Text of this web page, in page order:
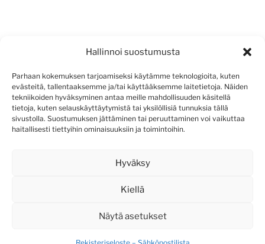
Hallinnoi suostumusta
Parhaan kokemuksen tarjoamiseksi käytämme teknologioita, kuten
evästeitä, tallentaaksemme ja/tai käyttääksemme laitetietoja. Näiden
tekniikoiden hyväksyminen antaa meille mahdollisuuden käsitellä
tietoja, kuten selauskäyttäytymistä tai yksilöllisiä tunnuksia tällä
sivustolla. Suostumuksen jättäminen tai peruuttaminen voi vaikuttaa
haitallisesti tiettyihin ominaisuuksiin ja toimintoihin.
Hyväksy
Kiellä
Näytä asetukset
Sisältösyöte
Kommenttisyöte